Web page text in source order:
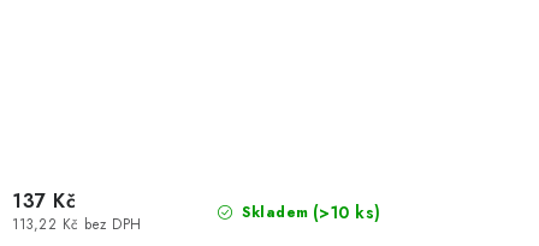
Skladem (>10 ks)
113,22 Kč bez DPH
137 Kč